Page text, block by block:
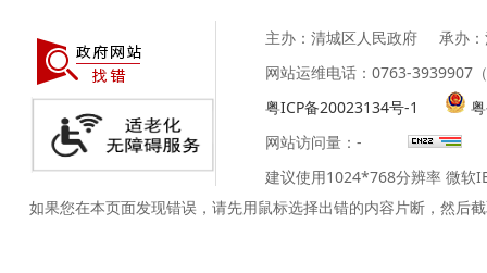
主办：清城区人民政府
承办
网站运维电话：0763-3939907
粤ICP备20023134号-1
网站访问量： -
建议使用1024*768分辨率 微软
如果您在本页面发现错误，请先用鼠标选择出错的内容片断，然后